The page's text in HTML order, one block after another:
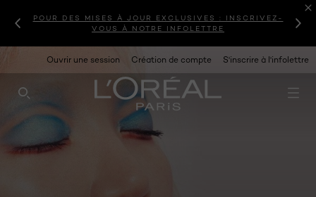
POUR DES MISES À JOUR EXCLUSIVES : INSCRIVEZ-
VOUS À NOTRE INFOLETTRE
Ouvrir une session Création de compte S'inscrire à l'infolettre
RECHERCHE CE SITE